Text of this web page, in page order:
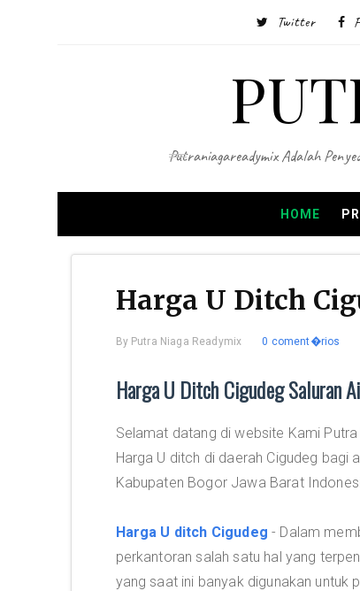
Twitter
Putraniagareadymix Adalah
HOME
Harga U Ditch
By Putra Niaga Readymix 0 coment�rios
Harga U Ditch Cigudeg Saluran
Selamat datang di website Kami
Harga U ditch di daerah Cigudeg
Kabupaten Bogor Jawa Barat
Harga U ditch Cigudeg - Dalam
perkantoran salah satu hal yang
yang saat ini banyak digunakan untuk